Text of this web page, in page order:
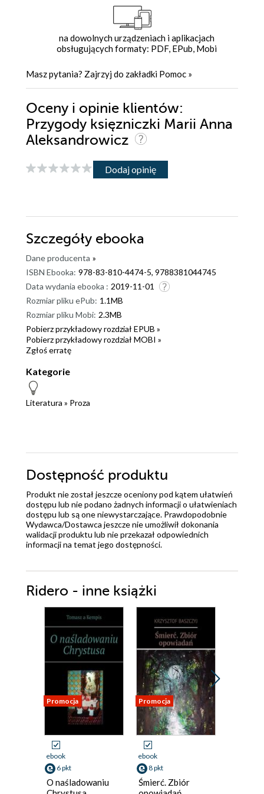
na dowolnych urządzeniach i aplikacjach
obsługujących formaty: PDF, EPub, Mobi
Masz pytania? Zajrzyj do zakładki Pomoc »
Oceny i opinie klientów:
Przygody księzniczki Marii Anna
Aleksandrowicz
Dodaj opinię
Szczegóły ebooka
Dane producenta »
ISBN Ebooka: 978-83-810-4474-5, 9788381044745
Data wydania ebooka : 2019-11-01
Rozmiar pliku ePub: 1.1MB
Rozmiar pliku Mobi: 2.3MB
Pobierz przykładowy rozdział EPUB »
Pobierz przykładowy rozdział MOBI »
Zgłoś erratę
Kategorie
Literatura » Proza
Dostępność produktu
Produkt nie został jeszcze oceniony pod kątem ułatwień
dostępu lub nie podano żadnych informacji o ułatwieniach
dostępu lub są one niewystarczające. Prawdopodobnie
Wydawca/Dostawca jeszcze nie umożliwił dokonania
walidacji produktu lub nie przekazał odpowiednich
informacji na temat jego dostępności.
Ridero - inne książki
Promocja
ebook
6 pkt
O naśladowaniu
Promocja
ebook
8 pkt
Śmierć. Zbiór